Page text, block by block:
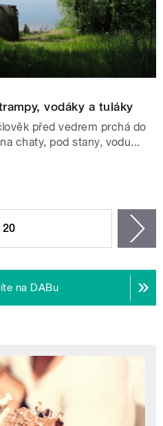
vodáky a tuláky
před vedrem prchá do
chaty, pod stany, vodu...
20
na DABu